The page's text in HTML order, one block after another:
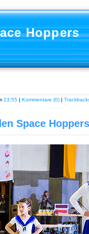
Hoppers
23:55 | Kommentare (0) |
Space Hoppers